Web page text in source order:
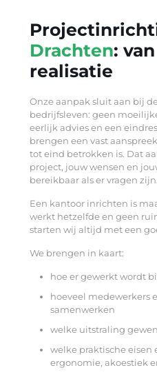
Drachten:
realisatie
Onze aanpak sluit aan bij
bedrijfsleven: geen
eerlijk advies en een
brengen een vast
tot eind betrokken is. Dat
project, jouw wensen en
bereikbaar als er vragen zijn.
Een kantoor inrichten is
werkt hetzelfde en geen
starten wij altijd met een
We brengen in kaart:
hoe er gewerkt wordt
hoeveel medewerkers
samenwerken
welke uitstraling
welke praktische eisen
ergonomie, akoestiek